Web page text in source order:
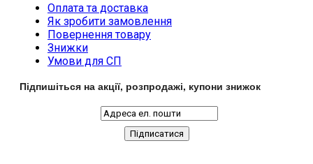
Оплата та доставка
Як зробити замовлення
Повернення товару
Знижки
Умови для СП
Підпишіться на акції, розпродажі, купони знижок